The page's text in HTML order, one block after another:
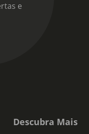
e
Descubra Mais